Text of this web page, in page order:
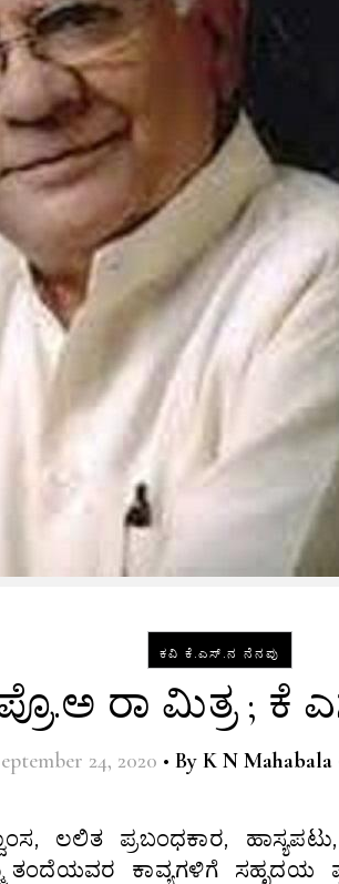
ಕವಿ ಕೆ.ಎಸ್.ನ ನೆನಪು
ರಾ ಮಿತ್ರ ; ಕೆ
24, 2020 • By K N Mahabala
ತಂದೆಯವರ ಕಾವ್ಯಗಳಿಗೆ ಸಹೃದಯ